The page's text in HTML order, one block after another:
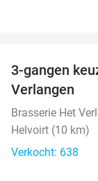
3-gangen
Verlangen
Brasserie Het
Helvoirt (10 km)
Verkocht: 638